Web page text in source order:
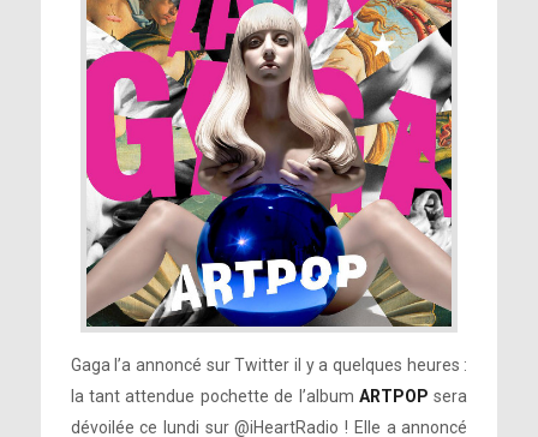
Gaga l’a annoncé sur Twitter il y a quelques heures :
la tant attendue pochette de l’album ARTPOP sera
dévoilée ce lundi sur @iHeartRadio ! Elle a annoncé